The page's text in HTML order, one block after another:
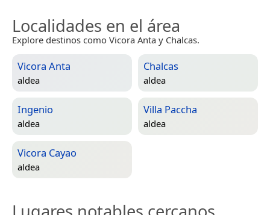
Localidades en el área
Explore destinos como Vicora Anta y Chalcas.
Vicora Anta
aldea
Chalcas
aldea
Ingenio
aldea
Villa Paccha
aldea
Vicora Cayao
aldea